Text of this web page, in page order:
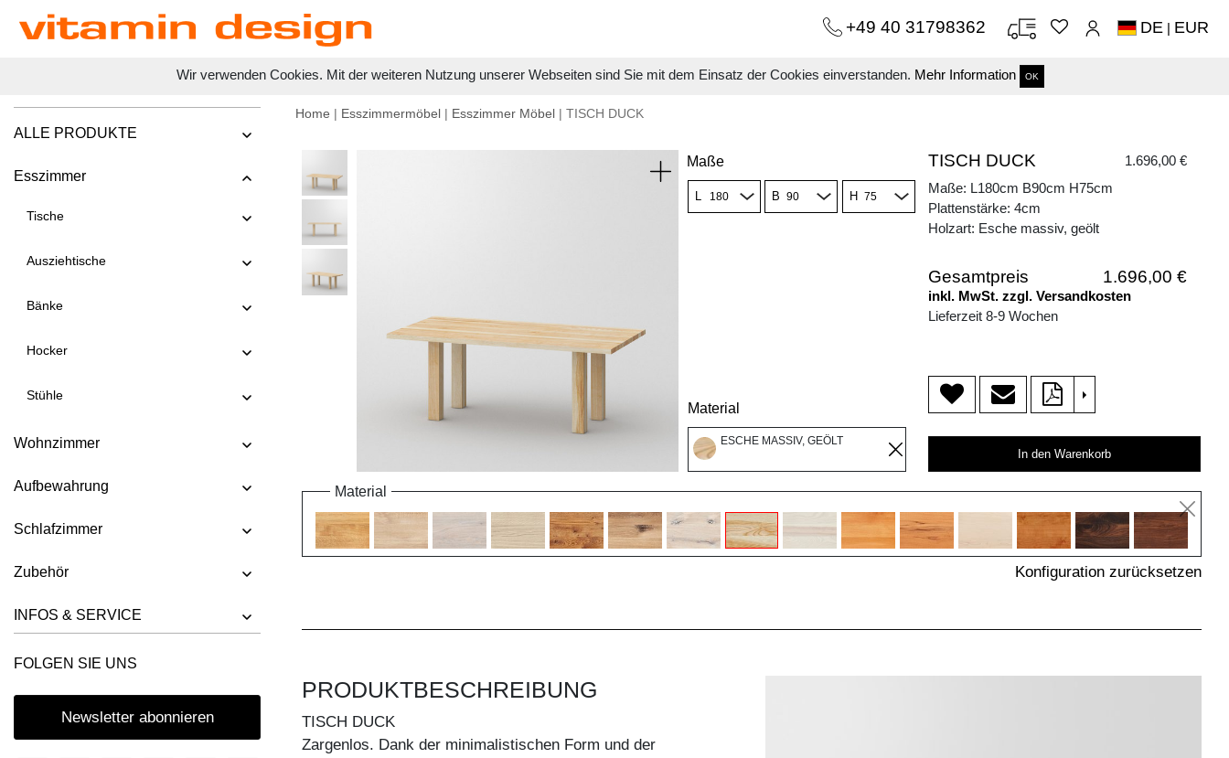
Wir verwenden Cookies. Mit der weiteren Nutzung unserer Webseiten sind Sie mit dem Einsatz der Cookies einverstanden. Mehr Information OK
+49 40 31798362 DE | EUR
ALLE PRODUKTE
Esszimmer
Tische
Ausziehtische
Bänke
Hocker
Stühle
Wohnzimmer
Aufbewahrung
Schlafzimmer
Zubehör
INFOS & SERVICE
FOLGEN SIE UNS
Newsletter abonnieren
Home | Esszimmermöbel | Esszimmer Möbel | TISCH DUCK
Maße
L B H
Material
ESCHE MASSIV, GEÖLT
TISCH DUCK
1.696,00 €
Maße: L180cm B90cm H75cm
Plattenstärke: 4cm
Holzart: Esche massiv, geölt
Gesamtpreis 1.696,00 €
inkl. MwSt. zzgl. Versandkosten
Lieferzeit 8-9 Wochen
>
In den Warenkorb
Material
Konfiguration zurücksetzen
PRODUKTBESCHREIBUNG
TISCH DUCK
Zargenlos. Dank der minimalistischen Form und der